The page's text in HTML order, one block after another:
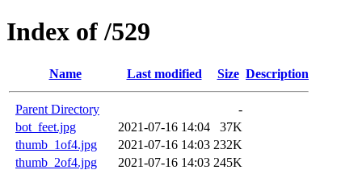
Index of /529
Name Last modified Size Description
Parent Directory
-
bot_feet.jpg
2021-07-16 14:04
37K
thumb_1of4.jpg
2021-07-16 14:03 232K
thumb_2of4.jpg
2021-07-16 14:03 245K